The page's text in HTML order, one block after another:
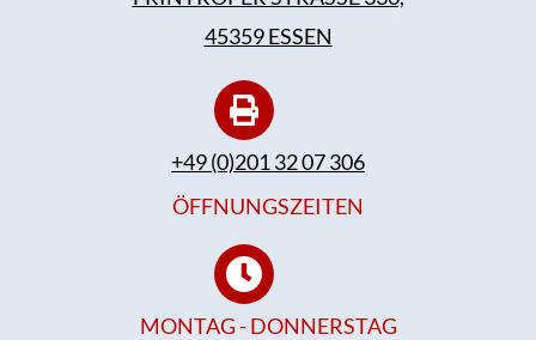
45359 ESSEN
+49 (0)201 32 07 306
ÖFFNUNGSZEITEN
MONTAG - DONNERSTAG